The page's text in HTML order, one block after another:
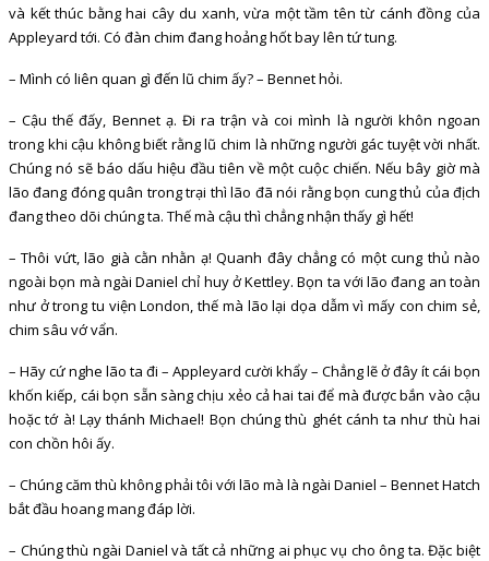
và kết thúc bằng hai cây du xanh, vừa một tầm tên từ cánh đồng của
Appleyard tới. Có đàn chim đang hoảng hốt bay lên tứ tung.
– Mình có liên quan gì đến lũ chim ấy? – Bennet hỏi.
– Cậu thế đấy, Bennet ạ. Đi ra trận và coi mình là người khôn ngoan
trong khi cậu không biết rằng lũ chim là những người gác tuyệt vời nhất.
Chúng nó sẽ báo dấu hiệu đầu tiên về một cuộc chiến. Nếu bây giờ mà
lão đang đóng quân trong trại thì lão đã nói rằng bọn cung thủ của địch
đang theo dõi chúng ta. Thế mà cậu thì chẳng nhận thấy gì hết!
– Thôi vứt, lão già cằn nhằn ạ! Quanh đây chẳng có một cung thủ nào
ngoài bọn mà ngài Daniel chỉ huy ở Kettley. Bọn ta với lão đang an toàn
như ở trong tu viện London, thế mà lão lại dọa dẫm vì mấy con chim sẻ,
chim sâu vớ vẩn.
– Hãy cứ nghe lão ta đi – Appleyard cười khẩy – Chẳng lẽ ở đây ít cái bọn
khốn kiếp, cái bọn sẵn sàng chịu xẻo cả hai tai để mà được bắn vào cậu
hoặc tớ à! Lạy thánh Michael! Bọn chúng thù ghét cánh ta như thù hai
con chồn hôi ấy.
– Chúng căm thù không phải tôi với lão mà là ngài Daniel – Bennet Hatch
bắt đầu hoang mang đáp lời.
– Chúng thù ngài Daniel và tất cả những ai phục vụ cho ông ta. Đặc biệt